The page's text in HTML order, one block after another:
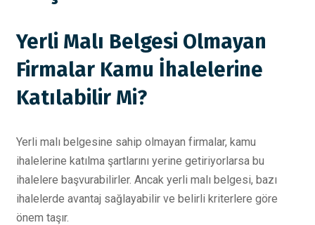
Yerli Malı Belgesi Olmayan
Firmalar Kamu İhalelerine
Katılabilir Mi?
Yerli malı belgesine sahip olmayan firmalar, kamu
ihalelerine katılma şartlarını yerine getiriyorlarsa bu
ihalelere başvurabilirler. Ancak yerli malı belgesi, bazı
ihalelerde avantaj sağlayabilir ve belirli kriterlere göre
önem taşır.